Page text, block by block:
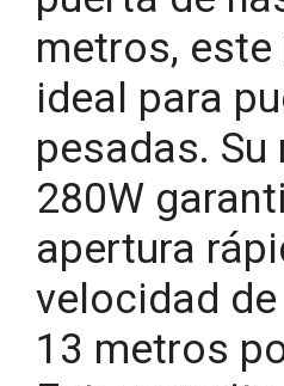
metros,
ideal para
pesadas.
280W
apertura
velocidad
13 metros